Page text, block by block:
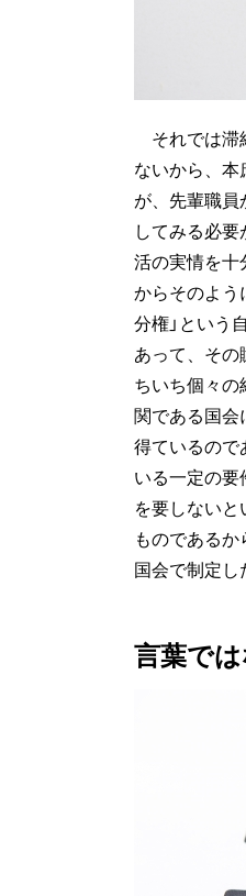
それでは滞
ないから、
が、先輩職員
してみる必
活の実情を十
からそのよう
分権」という
あって、その
ちいち個々
関である国
得ているので
いる一定の
を要しない
ものである
国会で制定し
言葉で